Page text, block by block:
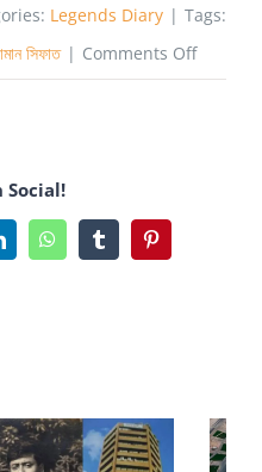
Legends Diary | Tags:
সিফাত | Comments Offon
Social!
WhatsAppTumblrPinterest